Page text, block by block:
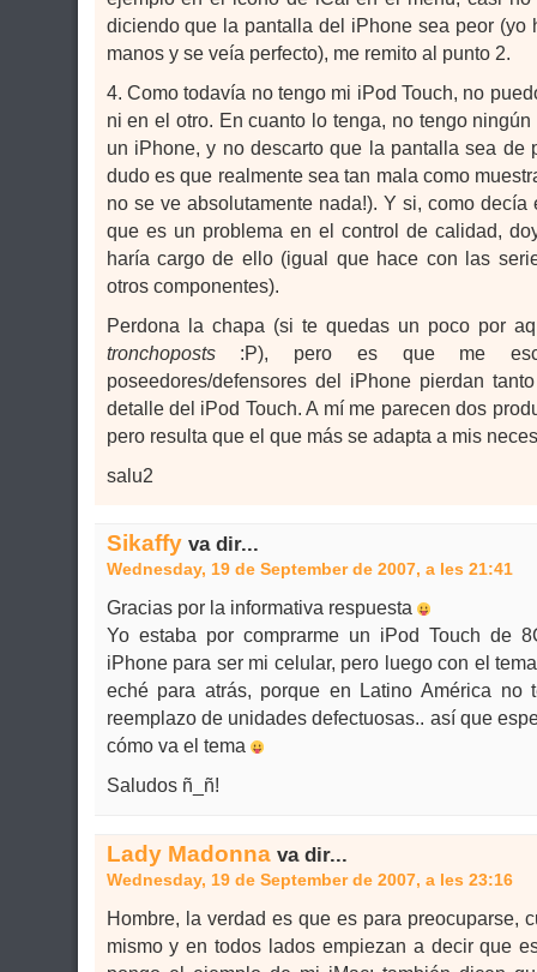
diciendo que la pantalla del iPhone sea peor (yo
manos y se veía perfecto), me remito al punto 2.
4. Como todavía no tengo mi iPod Touch, no
ni en el otro. En cuanto lo tenga, no tengo
un iPhone, y no descarto que la pantalla sea
dudo es que realmente sea tan mala como
no se ve absolutamente nada!). Y si, como decía
que es un problema en el control de calidad,
haría cargo de ello (igual que hace con las
otros componentes).
Perdona la chapa (si te quedas un poco por
tronchoposts:P), pero es que me
poseedores/defensores del iPhone pierdan
detalle del iPod Touch. A mí me parecen dos
pero resulta que el que más se adapta a mis
salu2
Sikaffyva dir...
Wednesday, 19 de September de 2007, a les 21:41
Gracias por la informativa respuesta
Yo estaba por comprarme un iPod Touch de
iPhone para ser mi celular, pero luego con el
eché para atrás, porque en Latino América no
reemplazo de unidades defectuosas.. así que
cómo va el tema
Saludos ñ_ñ!
Lady Madonnava dir...
Wednesday, 19 de September de 2007, a les 23:16
Hombre, la verdad es que es para preocuparse,
mismo y en todos lados empiezan a decir que